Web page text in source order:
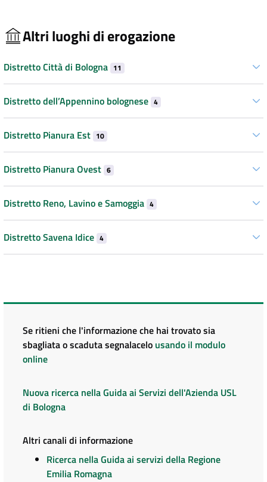
Altri luoghi di erogazione
Distretto Città di Bologna 11
Distretto dell’Appennino bolognese 4
Distretto Pianura Est 10
Distretto Pianura Ovest 6
Distretto Reno, Lavino e Samoggia 4
Distretto Savena Idice 4
Se ritieni che l'informazione che hai trovato sia
sbagliata o scaduta segnalacelo usando il modulo
online
Nuova ricerca nella Guida ai Servizi dell'Azienda USL
di Bologna
Altri canali di informazione
Ricerca nella Guida ai servizi della Regione
Emilia Romagna